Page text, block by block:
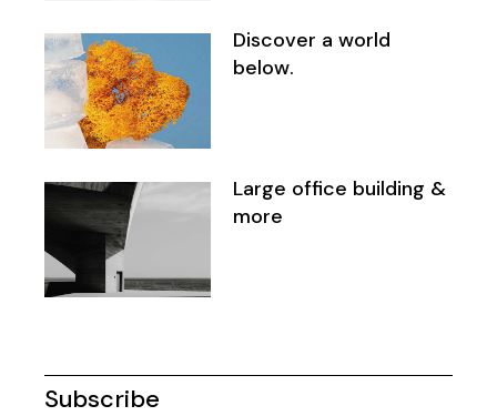
Discover a world
below.
Large office building &
more
Subscribe